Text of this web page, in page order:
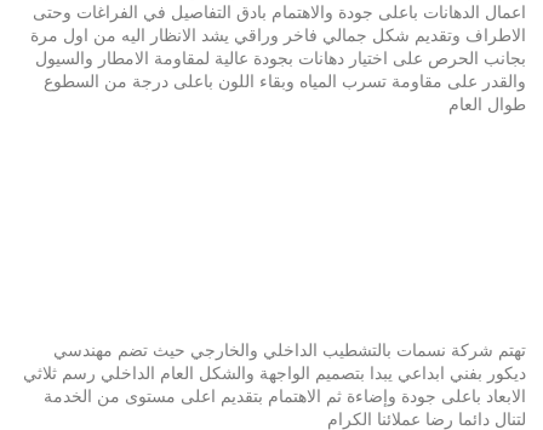
اعمال الدهانات باعلى جودة والاهتمام بادق التفاصيل في الفراغات وحتى
الاطراف وتقديم شكل جمالي فاخر وراقي يشد الانظار اليه من اول مرة
بجانب الحرص على اختيار دهانات بجودة عالية لمقاومة الامطار والسيول
والقدر على مقاومة تسرب المياه وبقاء اللون باعلى درجة من السطوع
طوال العام
تهتم شركة نسمات بالتشطيب الداخلي والخارجي حيث تضم مهندسي
ديكور بفني ابداعي يبدا بتصميم الواجهة والشكل العام الداخلي رسم ثلاثي
الابعاد باعلى جودة وإضاءة ثم الاهتمام بتقديم اعلى مستوى من الخدمة
لتنال دائما رضا عملائنا الكرام